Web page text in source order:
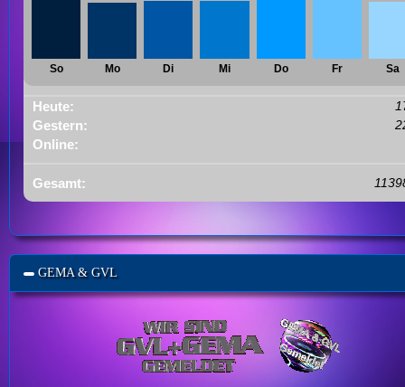
So Mo Di Mi Do Fr Sa
Heute:
Gestern:
Online:
Gesamt:
GEMA & GVL